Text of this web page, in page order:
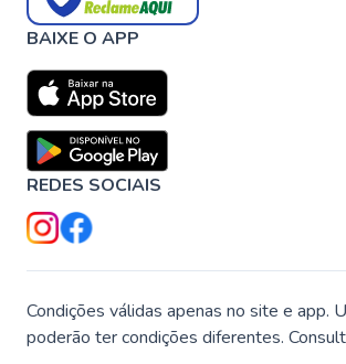
BAIXE O APP
REDES SOCIAIS
Condições válidas apenas no site e app.
poderão ter condições diferentes.